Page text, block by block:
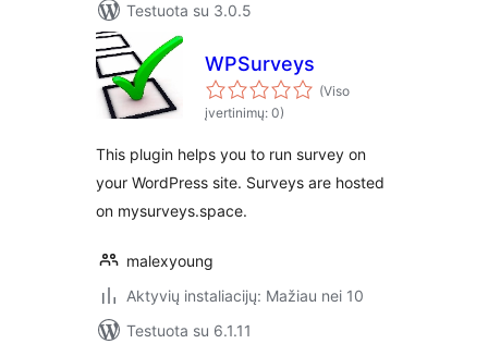
Testuota su 3.0.5
WPSurveys
(Viso
įvertinimų: 0)
This plugin helps you to run survey on
your WordPress site. Surveys are hosted
on mysurveys.space.
malexyoung
Aktyvių instaliacijų: Mažiau nei 10
Testuota su 6.1.11